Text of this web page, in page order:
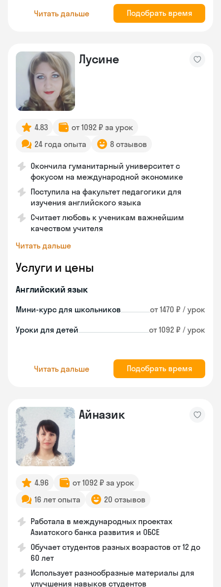
Читать дальше Подобрать время
Лусине
4.83
от 1092 ₽ за урок
24 года опыта
8 отзывов
Окончила гуманитарный университет с
фокусом на международной экономике
Поступила на факультет педагогики для
изучения английского языка
Считает любовь к ученикам важнейшим
качеством учителя
Читать дальше
Услуги и цены
Английский язык
Мини-курс для школьников от 1470 ₽ / урок
Уроки для детей от 1092 ₽ / урок
Читать дальше Подобрать время
Айназик
4.96
от 1092 ₽ за урок
16 лет опыта
20 отзывов
Работала в международных проектах
Азиатского банка развития и ОБСЕ
Обучает студентов разных возрастов от 12 до
60 лет
Использует разнообразные материалы для
улучшения навыков студентов